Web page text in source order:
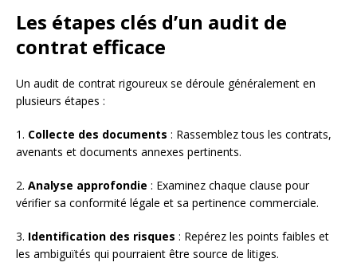
Les étapes clés d’un audit de
contrat efficace
Un audit de contrat rigoureux se déroule généralement en
plusieurs étapes :
1. Collecte des documents : Rassemblez tous les contrats,
avenants et documents annexes pertinents.
2. Analyse approfondie : Examinez chaque clause pour
vérifier sa conformité légale et sa pertinence commerciale.
3. Identification des risques : Repérez les points faibles et
les ambiguïtés qui pourraient être source de litiges.